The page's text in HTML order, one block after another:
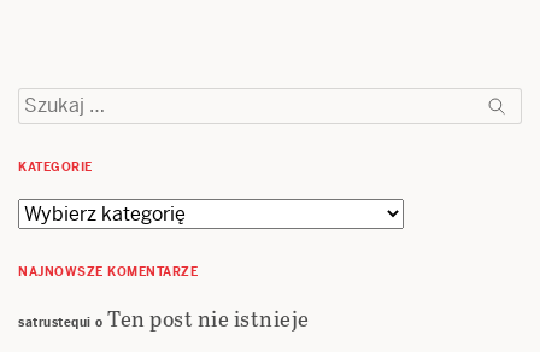
Szukaj:
KATEGORIE
Kategorie
NAJNOWSZE KOMENTARZE
satrustequi o Ten post nie istnieje